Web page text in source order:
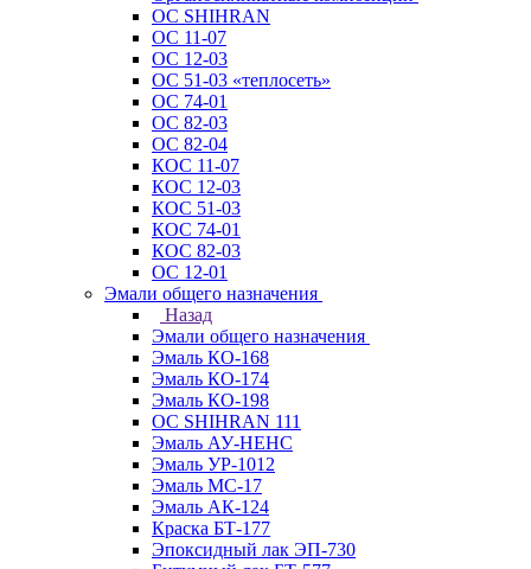
ОС SHIHRAN
ОС 11-07
ОС 12-03
ОС 51-03 «теплосеть»
ОС 74-01
ОС 82-03
ОС 82-04
КОС 11-07
КОС 12-03
КОС 51-03
КОС 74-01
КОС 82-03
ОС 12-01
Эмали общего назначения
Назад
Эмали общего назначения
Эмаль КО-168
Эмаль КО-174
Эмаль КО-198
ОС SHIHRAN 111
Эмаль АУ-НЕНС
Эмаль УР-1012
Эмаль МС-17
Эмаль АК-124
Краска БТ-177
Эпоксидный лак ЭП-730